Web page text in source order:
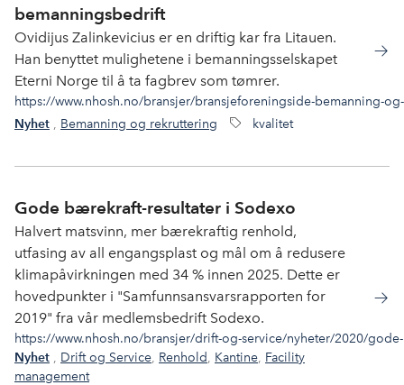
bemanningsbedrift
Ovidijus Zalinkevicius er en driftig kar fra Litauen.
Han benyttet mulighetene i bemanningsselskapet
Eterni Norge til å ta fagbrev som tømrer.
https://www.nhosh.no/bransjer/bransjeforeningside-bemanning-
Nyhet , Bemanning og rekruttering kvalitet
Gode bærekraft-resultater i Sodexo
Halvert matsvinn, mer bærekraftig renhold,
utfasing av all engangsplast og mål om å redusere
klimapåvirkningen med 34 % innen 2025. Dette er
hovedpunkter i "Samfunnsansvarsrapporten for
2019" fra vår medlemsbedrift Sodexo.
https://www.nhosh.no/bransjer/drift-og-service/nyheter/2020/
Nyhet , Drift og Service, Renhold, Kantine, Facility
management